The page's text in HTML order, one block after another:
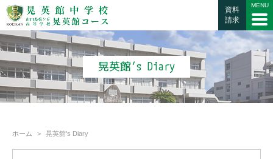
資料
請求
晃英館’s Diary
ホーム 晃英館’s Diary